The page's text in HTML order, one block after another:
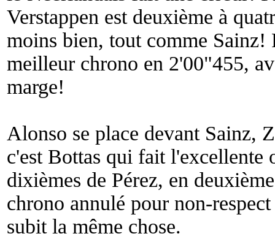
Verstappen est deuxième à
moins bien, tout comme Sainz!
meilleur chrono en 2'00"455,
marge!
Alonso se place devant Sainz,
c'est Bottas qui fait l'excellente
dixièmes de Pérez, en
chrono annulé pour non-
subit la même chose.